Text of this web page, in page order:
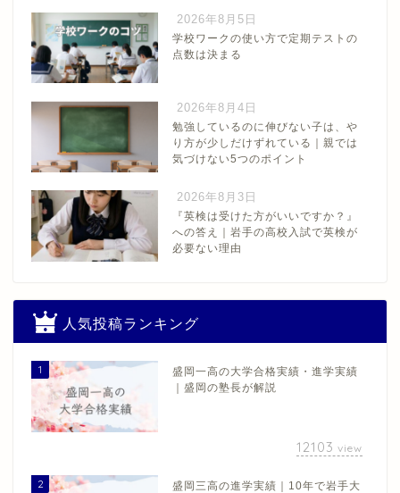
2026年8月5日
学校ワークの使い方で定期テストの
点数は決まる
2026年8月4日
勉強しているのに伸びない子は、や
り方が少しだけずれている｜親では
気づけない5つのポイント
2026年8月3日
『英検は受けた方がいいですか？』
への答え｜岩手の高校入試で英検が
必要ない理由
人気投稿ランキング
1
盛岡一高の大学合格実績・進学実績
｜盛岡の塾長が解説
12103 view
2
盛岡三高の進学実績｜10年で岩手大